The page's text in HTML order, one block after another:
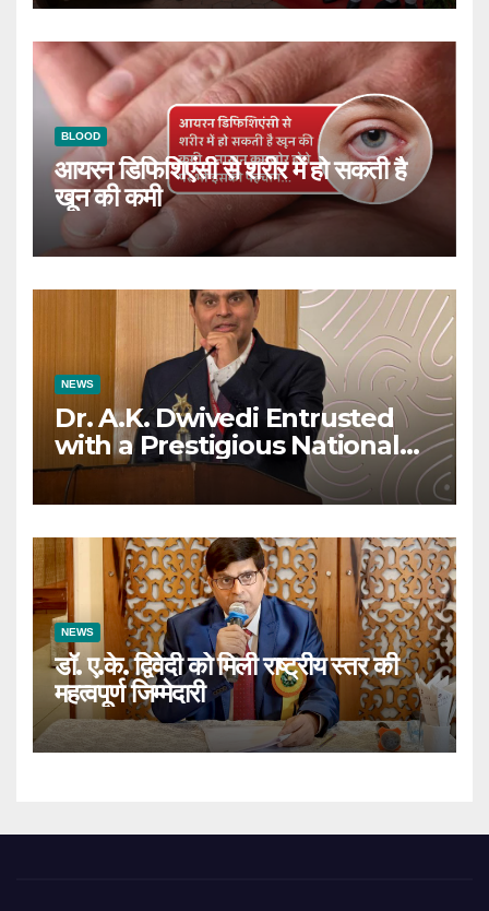
BLOOD
आयरन डिफिशिएंसी से शरीर में हो सकती है
खून की कमी
NEWS
Dr. A.K. Dwivedi Entrusted
with a Prestigious National
Responsibility
NEWS
डॉ. ए.के. द्विवेदी को मिली राष्ट्रीय स्तर की
महत्वपूर्ण जिम्मेदारी